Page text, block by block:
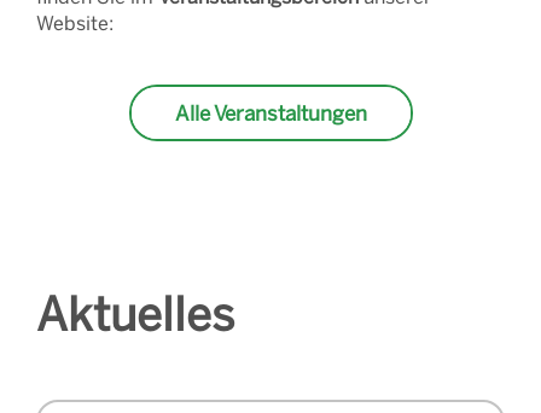
Website:
Alle Veranstaltungen
Aktuelles